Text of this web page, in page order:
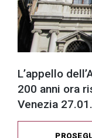
L’appello
200 anni ora
Venezia